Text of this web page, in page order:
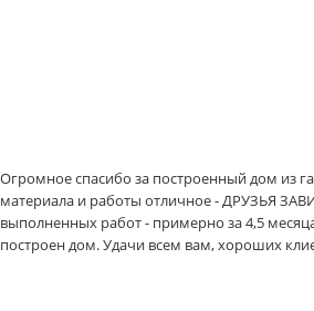
Огромное спасибо за построенный дом из
материала и работы отличное - ДРУЗЬЯ
выполненных работ - примерно за 4,5
построен дом. Удачи всем вам, хороших